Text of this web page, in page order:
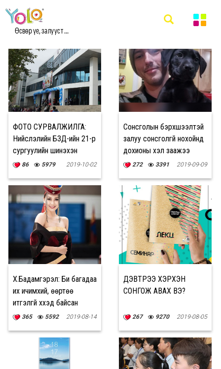
Өсвөр үе, залууст ...
#NEWS МЭДЭЭ
ФОТО СУРВАЛЖИЛГА:
Нийслэлийн БЗД-ийн 21-р
сургуулийн шинэхэн
барилга
86 5979 2019-10-02
Сонсголын бэрхшээлтэй
залуу сонсголгүй нохойнд
дохионы хэл заажээ
272 3391 2019-09-09
Х.Бадамгэрэл: Би багадаа
их ичимхий, өөртөө
итгэлгүй хүүхэд байсан
365 5592 2019-08-14
ДЭВТРЭЭ ХЭРХЭН
СОНГОЖ АВАХ ВЭ?
267 9270 2019-08-05